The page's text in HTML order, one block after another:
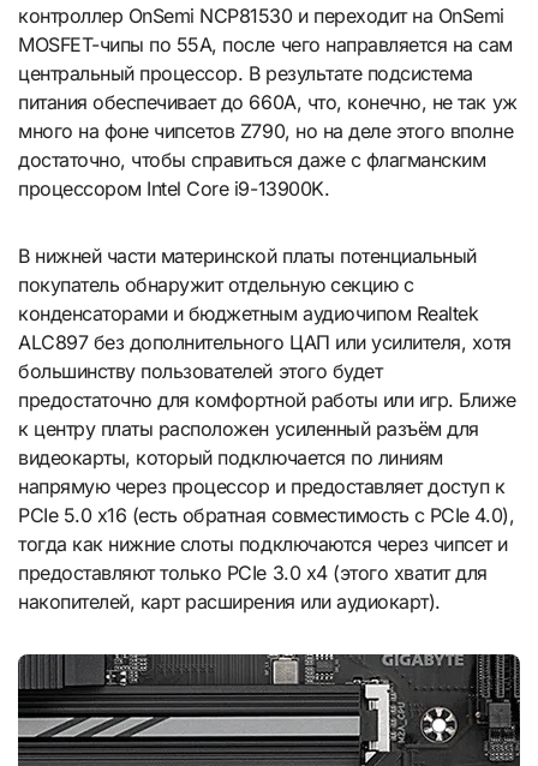
контроллер OnSemi NCP81530 и переходит на OnSemi
MOSFET-чипы по 55А, после чего направляется на сам
центральный процессор. В результате подсистема
питания обеспечивает до 660А, что, конечно, не так уж
много на фоне чипсетов Z790, но на деле этого вполне
достаточно, чтобы справиться даже с флагманским
процессором Intel Core i9-13900K.
В нижней части материнской платы потенциальный
покупатель обнаружит отдельную секцию с
конденсаторами и бюджетным аудиочипом Realtek
ALC897 без дополнительного ЦАП или усилителя, хотя
большинству пользователей этого будет
предостаточно для комфортной работы или игр. Ближе
к центру платы расположен усиленный разъём для
видеокарты, который подключается по линиям
напрямую через процессор и предоставляет доступ к
PCIe 5.0 x16 (есть обратная совместимость с PCIe 4.0),
тогда как нижние слоты подключаются через чипсет и
предоставляют только PCIe 3.0 x4 (этого хватит для
накопителей, карт расширения или аудиокарт).